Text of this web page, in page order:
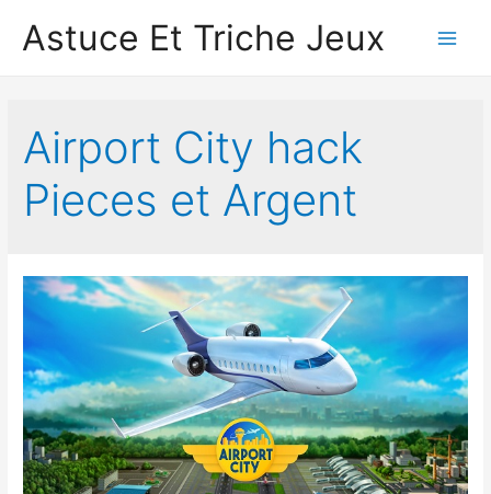
Astuce Et Triche Jeux
Airport City hack
Pieces et Argent